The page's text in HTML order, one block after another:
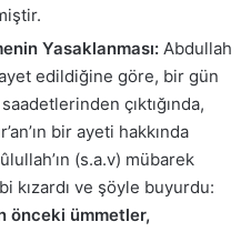
Yasaklanması: Abdullah
edildiğine göre, bir gün
çıktığında,
bir ayeti hakkında
(s.a.v) mübarek
kızardı ve şöyle buyurdu:
önceki ümmetler,